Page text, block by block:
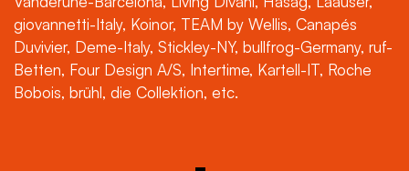
giovannetti-Italy, Koinor, TEAM by Wellis, Canapés
Duvivier, Deme-Italy, Stickley-NY, bullfrog-Germany, ruf-
Betten, Four Design A/S, Intertime, Kartell-IT, Roche
Bobois, brühl, die Collektion, etc.